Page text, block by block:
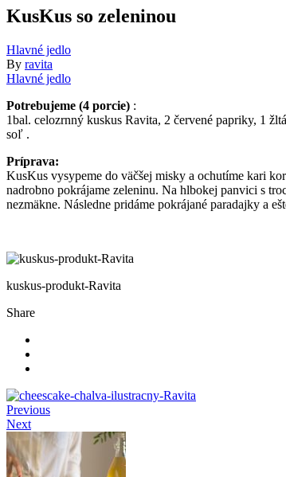
KusKus so zeleninou
Hlavné jedlo
By ravita
Hlavné jedlo
Potrebujeme (4 porcie) :
1bal. celozrnný kuskus Ravita, 2 červené papriky, 1
soľ .
Príprava:
KusKus vysypeme do väčšej misky a ochutíme kari
nadrobno pokrájame zeleninu. Na hlbokej panvici s
nezmäkne. Následne pridáme pokrájané paradajky a
kuskus-produkt-Ravita
Share
Previous
Next